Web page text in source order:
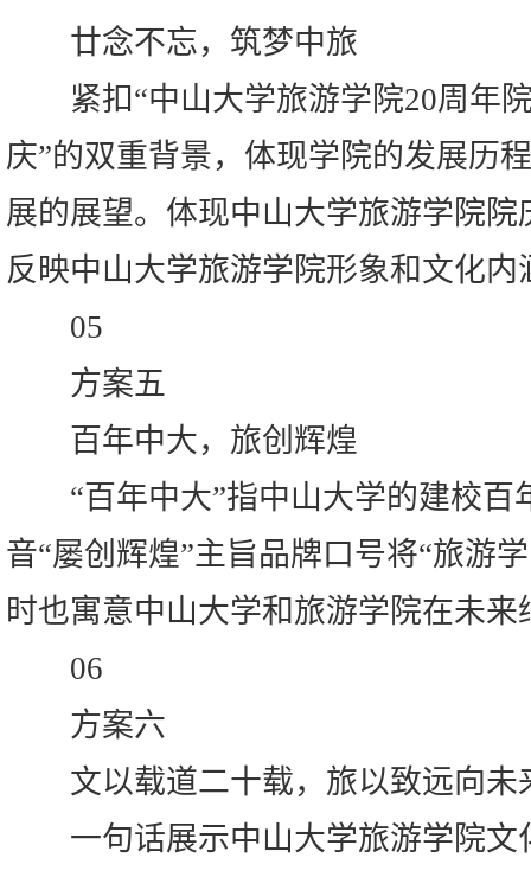
廿念不忘，筑梦中旅
紧扣“中山大学旅游学院20周年院
庆”的双重背景，体现学院的发展历
展的展望。体现中山大学旅游学院
反映中山大学旅游学院形象和文化内
05
方案五
百年中大，旅创辉煌
“百年中大”指中山大学的建校百
音“屡创辉煌”主旨品牌口号将“旅游
时也寓意中山大学和旅游学院在未
06
方案六
文以载道二十载，旅以致远向未
一句话展示中山大学旅游学院文